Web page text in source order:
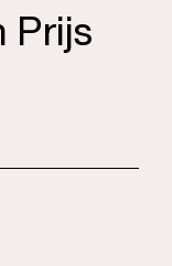
Prijs